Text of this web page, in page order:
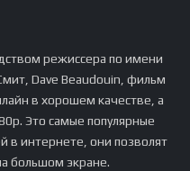
режиссера по имени
Dave Beaudouin, фильм
в хорошем качестве, а
Это самые популярные
в интернете, они позволят
большом экране.